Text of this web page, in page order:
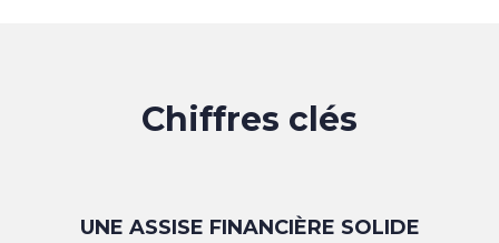
Chiffres clés
UNE ASSISE FINANCIÈRE SOLIDE